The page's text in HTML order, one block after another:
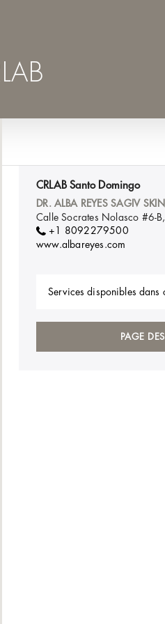
CRLAB Santo Domingo
DR. ALBA REYES SAGIV
Calle Socrates Nolasco #6-
+1 8092279500
www.albareyes.com
Services disponibles dans
PAGE